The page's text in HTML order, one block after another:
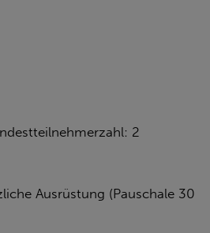
2
Ausrüstung (Pauschale 30